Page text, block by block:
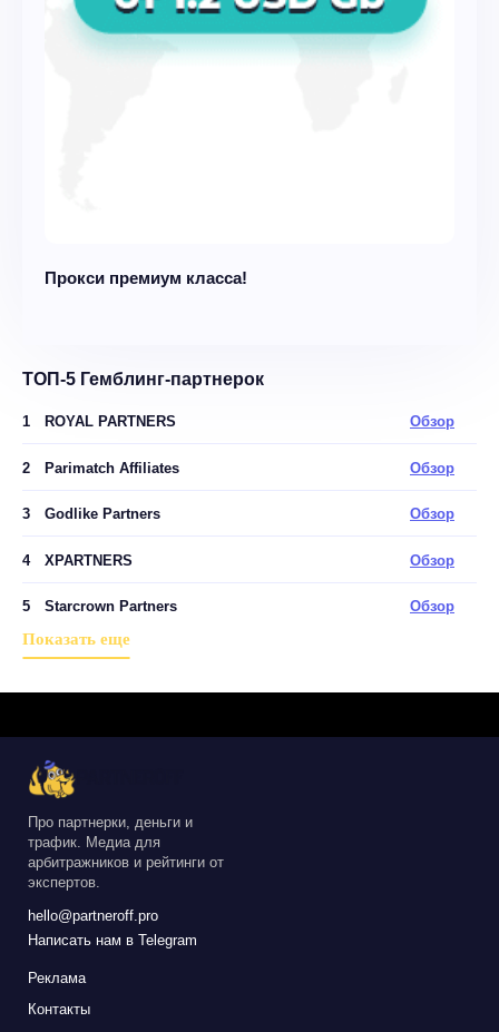
ТОП-5 Гемблинг-партнерок
1 ROYAL PARTNERS Обзор
2 Parimatch Affiliates Обзор
3 Godlike Partners Обзор
4 XPARTNERS Обзор
5 Starcrown Partners Обзор
Показать еще
Прокси премиум класса!
Про партнерки, деньги и
трафик. Медиа для
арбитражников и рейтинги от
экспертов.
hello@partneroff.pro
Написать нам в Telegram
Реклама
Контакты